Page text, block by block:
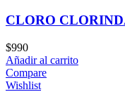
CLORO
$990
Añadir al carrito
Compare
Wishlist